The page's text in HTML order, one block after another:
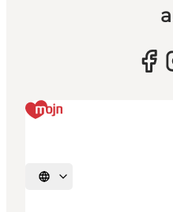
Sprache auswählen